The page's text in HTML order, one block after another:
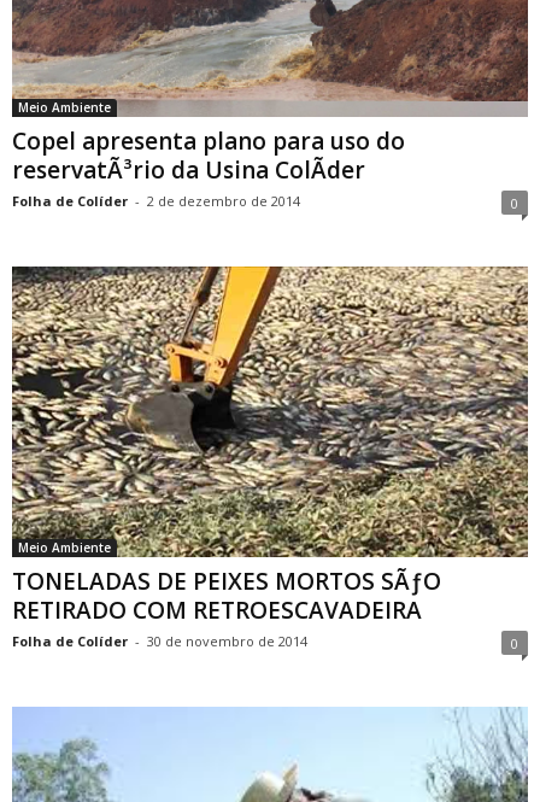
Meio Ambiente
Copel apresenta plano para uso do
reservatÃ³rio da Usina ColÃ­der
Folha de Colíder - 2 de dezembro de 2014 0
Meio Ambiente
TONELADAS DE PEIXES MORTOS SÃƒO
RETIRADO COM RETROESCAVADEIRA
Folha de Colíder - 30 de novembro de 2014 0